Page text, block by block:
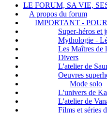
LE FORUM, SA VIE,
A propos du forum
IMPORTANT -
Super-héros et
Mythologie -
Les Maîtres de
Divers
L'atelier de
Oeuvres
Mode solo
L'univers de
L'atelier de
Films et séries